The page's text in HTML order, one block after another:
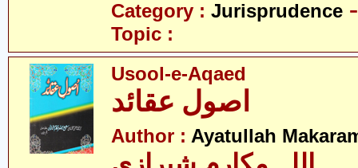
Category : Jurisprudence
Topic :
Usool-e-Aqaed
اصول عقائد
Author : Ayatullah